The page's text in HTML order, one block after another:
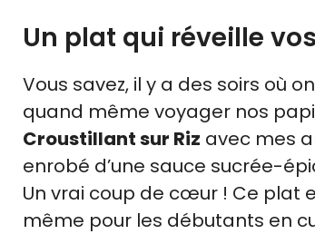
Un plat qui réveille
Vous savez, il y a des soirs où
quand même voyager nos
Croustillant sur Riz avec mes
enrobé d’une sauce sucrée-
Un vrai coup de cœur ! Ce plat
même pour les débutants en